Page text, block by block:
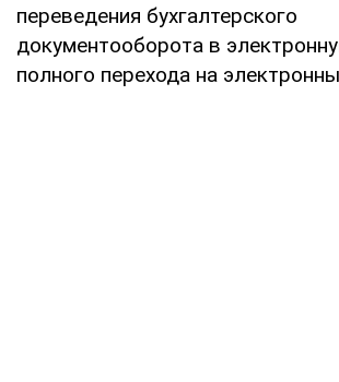
переведения бухгалтерского
документооборота в
полного перехода на